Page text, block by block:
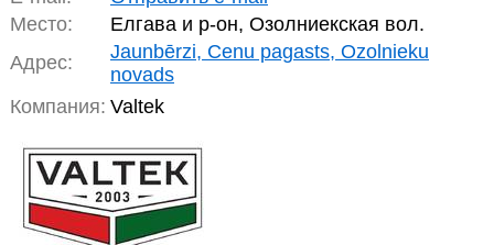
Место:
Елгава и р-он, Озолниекская вол.
Адрес:
Jaunbērzi, Cenu pagasts, Ozolnieku
novads
Компания: Valtek